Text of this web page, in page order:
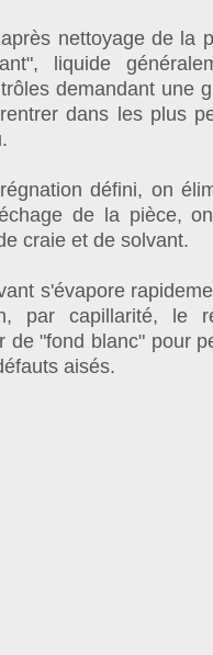
nettoyage de la
liquide
demandant une
dans les plus
défini, on
de la pièce,
craie et de solvant.
s'évapore
par capillarité, le
de "fond blanc" pour
aisés.